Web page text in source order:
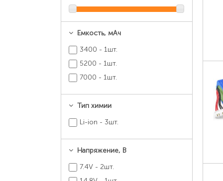
Емкость, мАч
3400 - 1шт.
5200 - 1шт.
7000 - 1шт.
Тип химии
Li-ion - 3шт.
Напряжение, В
7.4V - 2шт.